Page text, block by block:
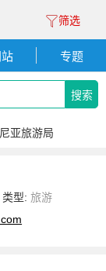
筛选
站 专题
搜索
亚旅游局
类型: 旅游